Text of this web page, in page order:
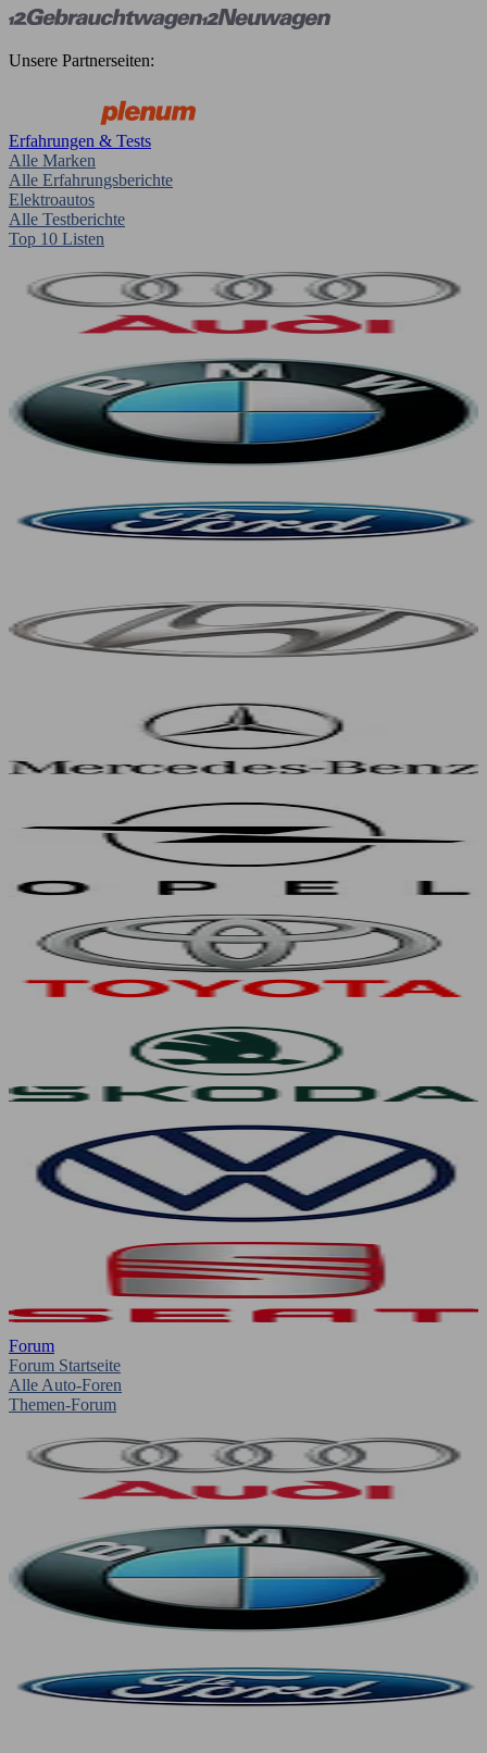
Unsere Partnerseiten:
Erfahrungen & Tests
Alle Marken
Alle Erfahrungsberichte
Elektroautos
Alle Testberichte
Top 10 Listen
Forum
Forum Startseite
Alle Auto-Foren
Themen-Forum